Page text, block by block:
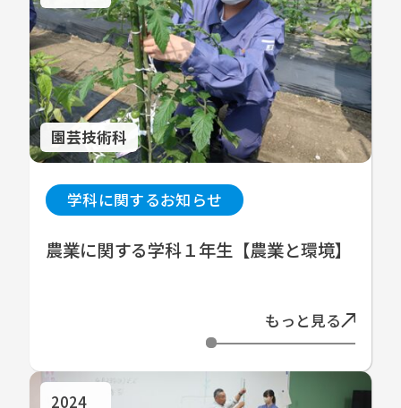
園芸技術科
学科に関するお知らせ
農業に関する学科１年生【農業と環境】
もっと見る
2024